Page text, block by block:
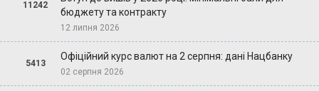
11242
бюджету та контракту
12 липня 2026
5413
Офіційний курс валют на 2 серпня: дані Нацбанку
02 серпня 2026